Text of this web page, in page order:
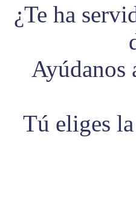
¿Te ha
Ayúdanos
Tú eliges